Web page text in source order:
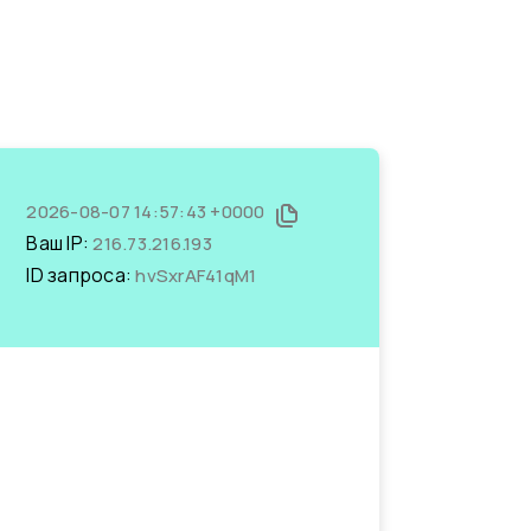
2026-08-07 14:57:43 +0000
Ваш IP:216.73.216.193
ID запроса:hvSxrAF41qM1